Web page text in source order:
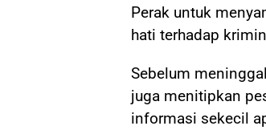
Perak untuk
hati terhadap
Sebelum
juga menitipkan
informasi sekecil